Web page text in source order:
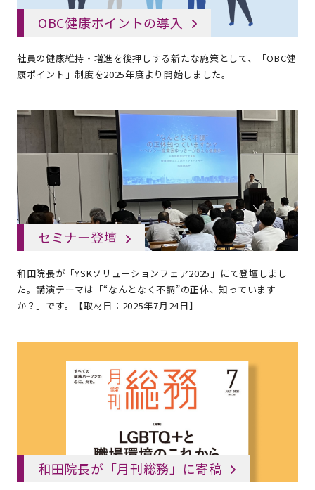
OBC健康ポイントの導入
社員の健康維持・増進を後押しする新たな施策として、「OBC健
康ポイント」制度を2025年度より開始しました。
セミナー登壇
和田院長が「YSKソリューションフェア2025」にて登壇しまし
た。講演テーマは「“なんとなく不調”の正体、知っています
か？」です。【取材日：2025年7月24日】
和田院長が「月刊総務」に寄稿